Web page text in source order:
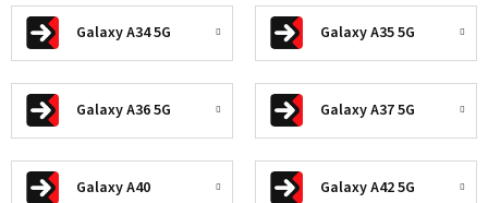
Galaxy A34 5G Galaxy A35 5G
Galaxy A36 5G Galaxy A37 5G
Galaxy A40 Galaxy A42 5G